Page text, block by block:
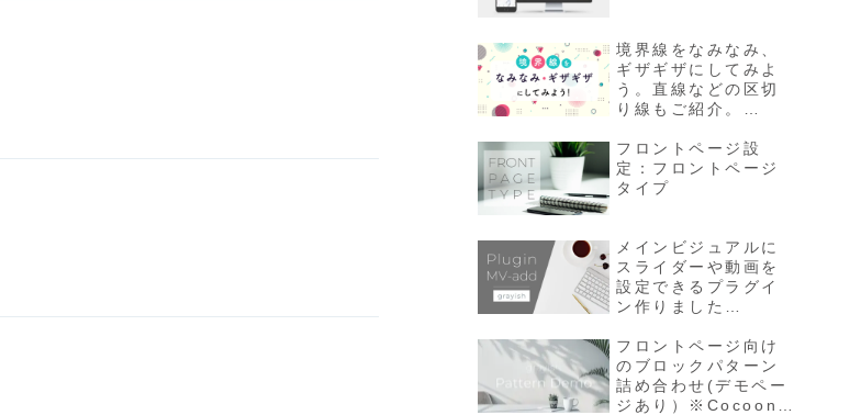
境界線をなみなみ、
ギザギザにしてみよ
う。直線などの区切
り線もご紹介。
みや円弧についてプ
ラグインとCSS修正
フロントページ設
定：フロントページ
タイプ
メインビジュアルに
スライダーや動画を
設定できるプラグイ
ン作りました
降にアップデート
後、プラグインも
v2.0.0にアップデー
トしてください
フロントページ向け
のブロックパターン
詰め合わせ(デモペー
ジあり）※Cocoon